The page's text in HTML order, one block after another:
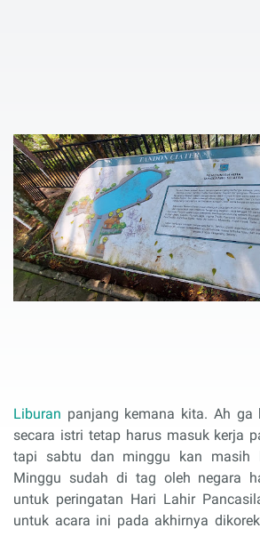
Liburan panjang kemana kita. Ah ga
secara istri tetap harus masuk kerja
tapi sabtu dan minggu kan masih
Minggu sudah di tag oleh negara
untuk peringatan Hari Lahir
untuk acara ini pada akhirnya